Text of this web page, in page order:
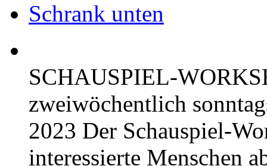
Schrank unten
SCHAUSPIEL-
zweiwöchentlich
2023 Der Schauspiel-
interessierte Menschen